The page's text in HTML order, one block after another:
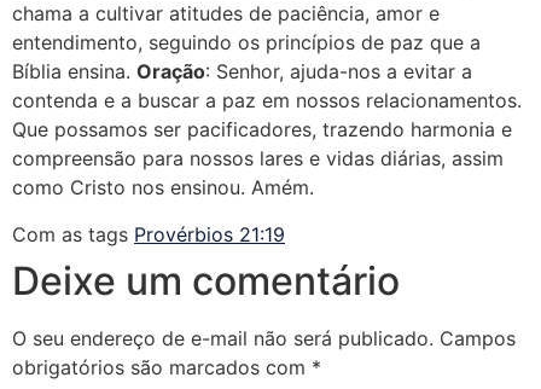
chama a cultivar atitudes de paciência, amor e
entendimento, seguindo os princípios de paz que a
Bíblia ensina. Oração: Senhor, ajuda-nos a evitar a
contenda e a buscar a paz em nossos relacionamentos.
Que possamos ser pacificadores, trazendo harmonia e
compreensão para nossos lares e vidas diárias, assim
como Cristo nos ensinou. Amém.
Com as tags Provérbios 21:19
Deixe um comentário
O seu endereço de e-mail não será publicado. Campos
obrigatórios são marcados com *